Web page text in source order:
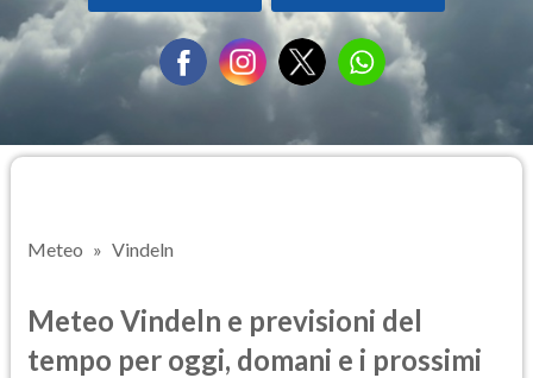
Meteo Vindeln
Meteo Vindeln e previsioni del
tempo per oggi, domani e i prossimi